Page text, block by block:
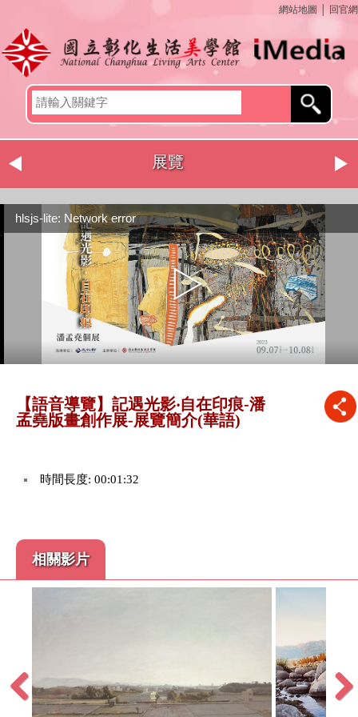
網站地圖 回官網
展覽
hlsjs-lite: Network error
【語音導覽】記遇光影‧自在印痕-潘
孟堯版畫創作展-展覽簡介(華語)
時間長度: 00:01:32
相關影片
Previous